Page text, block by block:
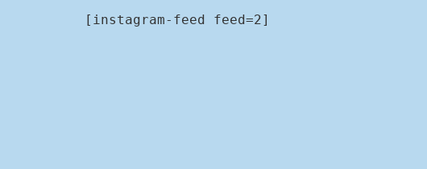
[instagram-feed feed=2]